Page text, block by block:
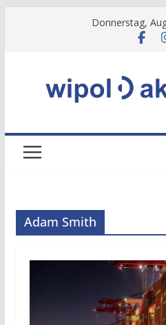
Donnerstag,
Adam Smith